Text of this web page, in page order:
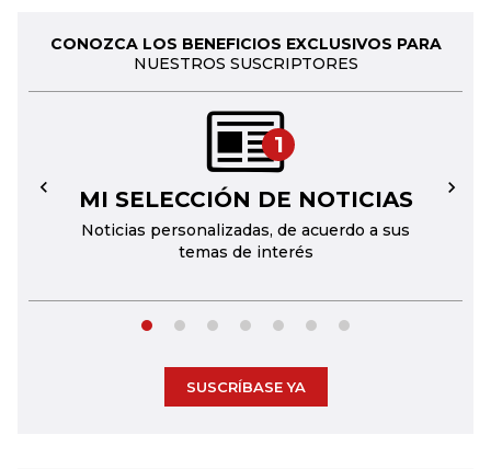
CONOZCA LOS BENEFICIOS EXCLUSIVOS PARA
NUESTROS SUSCRIPTORES
1
MI SELECCIÓN DE NOTICIAS
Noticias personalizadas, de acuerdo a sus
temas de interés
← →
SUSCRÍBASE YA